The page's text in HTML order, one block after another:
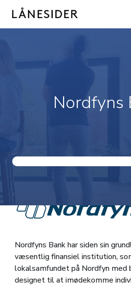
content
Nordfyns
Nordfyns Bank har siden sin
væsentlig finansiel institution,
lokalsamfundet på Nordfyn med
designet til at imødekomme